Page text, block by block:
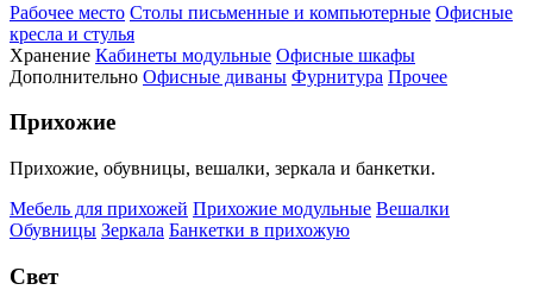
Рабочее место Столы письменные и компьютерные Офисные
кресла и стулья
Хранение Кабинеты модульные Офисные шкафы
Дополнительно Офисные диваны Фурнитура Прочее
Прихожие
Прихожие, обувницы, вешалки, зеркала и банкетки.
Мебель для прихожей Прихожие модульные Вешалки
Обувницы Зеркала Банкетки в прихожую
Свет